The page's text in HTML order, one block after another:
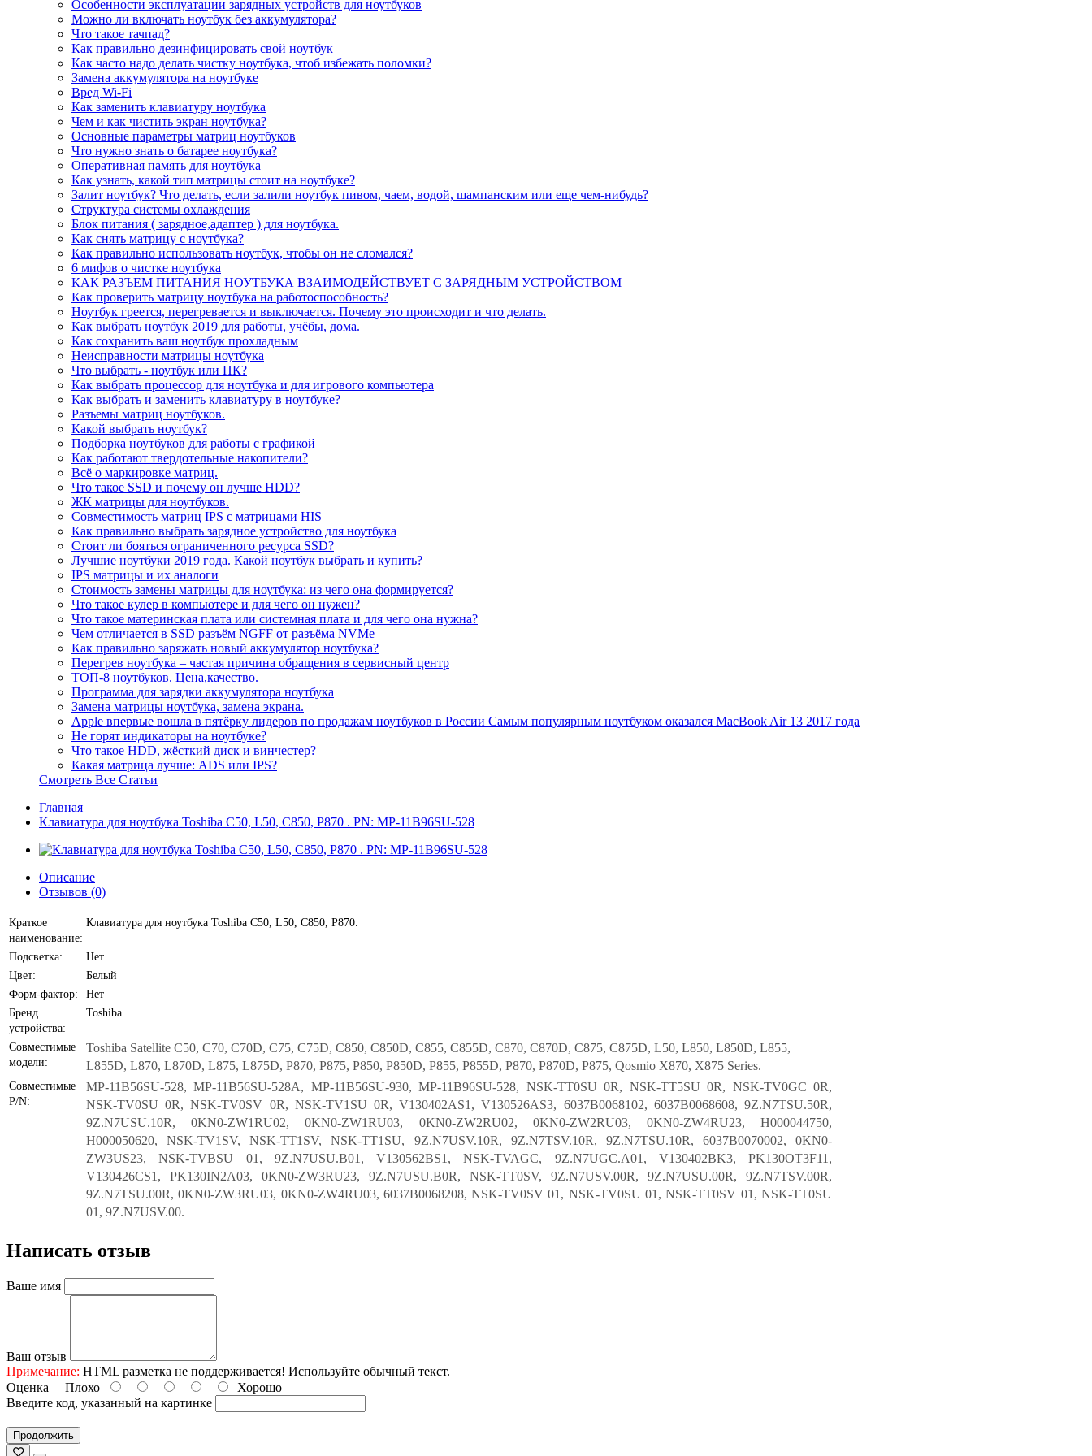
Особенности эксплуатации зарядных устройств для ноутбуков
Можно ли включать ноутбук без аккумулятора?
Что такое тачпад?
Как правильно дезинфицировать свой ноутбук
Как часто надо делать чистку ноутбука, чтоб избежать поломки?
Замена аккумулятора на ноутбуке
Вред Wi-Fi
Как заменить клавиатуру ноутбука
Чем и как чистить экран ноутбука?
Основные параметры матриц ноутбуков
Что нужно знать о батарее ноутбука?
Оперативная память для ноутбука
Как узнать, какой тип матрицы стоит на ноутбуке?
Залит ноутбук? Что делать, если залили ноутбук пивом, чаем, водой, шампанским или еще чем-нибудь?
Структура системы охлаждения
Блок питания ( зарядное,адаптер ) для ноутбука.
Как снять матрицу с ноутбука?
Как правильно использовать ноутбук, чтобы он не сломался?
6 мифов о чистке ноутбука
КАК РАЗЪЕМ ПИТАНИЯ НОУТБУКА ВЗАИМОДЕЙСТВУЕТ С ЗАРЯДНЫМ УСТРОЙСТВОМ
Как проверить матрицу ноутбука на работоспособность?
Ноутбук греется, перегревается и выключается. Почему это происходит и что делать.
Как выбрать ноутбук 2019 для работы, учёбы, дома.
Как сохранить ваш ноутбук прохладным
Неисправности матрицы ноутбука
Что выбрать - ноутбук или ПК?
Как выбрать процессор для ноутбука и для игрового компьютера
Как выбрать и заменить клавиатуру в ноутбуке?
Разъемы матриц ноутбуков.
Какой выбрать ноутбук?
Подборка ноутбуков для работы с графикой
Как работают твердотельные накопители?
Всё о маркировке матриц.
Что такое SSD и почему он лучше HDD?
ЖК матрицы для ноутбуков.
Совместимость матриц IPS с матрицами HIS
Как правильно выбрать зарядное устройство для ноутбука
Стоит ли бояться ограниченного ресурса SSD?
Лучшие ноутбуки 2019 года. Какой ноутбук выбрать и купить?
IPS матрицы и их аналоги
Стоимость замены матрицы для ноутбука: из чего она формируется?
Что такое кулер в компьютере и для чего он нужен?
Что такое материнская плата или системная плата и для чего она нужна?
Чем отличается в SSD разъём NGFF от разъёма NVMe
Как правильно заряжать новый аккумулятор ноутбука?
Перегрев ноутбука – частая причина обращения в сервисный центр
ТОП-8 ноутбуков. Цена,качество.
Программа для зарядки аккумулятора ноутбука
Замена матрицы ноутбука, замена экрана.
Apple впервые вошла в пятёрку лидеров по продажам ноутбуков в России Самым популярным ноутбуком оказался MacBook Air 13 2017 года
Не горят индикаторы на ноутбуке?
Что такое HDD, жёсткий диск и винчестер?
Какая матрица лучше: ADS или IPS?
Смотреть Все Статьи
Главная
Клавиатура для ноутбука Toshiba C50, L50, C850, P870 . PN: MP-11B96SU-528
Описание
Отзывов (0)
Краткое
наименование:
Клавиатура для ноутбука Toshiba C50, L50, C850, P870.
Подсветка:
Нет
Цвет:
Белый
Форм-фактор:
Нет
Бренд
устройства:
Toshiba
Совместимые
модели:
Toshiba Satellite C50, C70, C70D, C75, C75D, C850, C850D, C855, C855D, C870, C870D, C875, C875D, L50, L850, L850D, L855,
L855D, L870, L870D, L875, L875D, P870, P875, P850, P850D, P855, P855D, P870, P870D, P875, Qosmio X870, X875 Series.
Совместимые
P/N:
MP-11B56SU-528, MP-11B56SU-528A, MP-11B56SU-930, MP-11B96SU-528, NSK-TT0SU 0R, NSK-TT5SU 0R, NSK-TV0GC 0R,
NSK-TV0SU 0R, NSK-TV0SV 0R, NSK-TV1SU 0R, V130402AS1, V130526AS3, 6037B0068102, 6037B0068608, 9Z.N7TSU.50R,
9Z.N7USU.10R, 0KN0-ZW1RU02, 0KN0-ZW1RU03, 0KN0-ZW2RU02, 0KN0-ZW2RU03, 0KN0-ZW4RU23, H000044750,
H000050620, NSK-TV1SV, NSK-TT1SV, NSK-TT1SU, 9Z.N7USV.10R, 9Z.N7TSV.10R, 9Z.N7TSU.10R, 6037B0070002, 0KN0-
ZW3US23, NSK-TVBSU 01, 9Z.N7USU.B01, V130562BS1, NSK-TVAGC, 9Z.N7UGC.A01, V130402BK3, PK130OT3F11,
V130426CS1, PK130IN2A03, 0KN0-ZW3RU23, 9Z.N7USU.B0R, NSK-TT0SV, 9Z.N7USV.00R, 9Z.N7USU.00R, 9Z.N7TSV.00R,
9Z.N7TSU.00R, 0KN0-ZW3RU03, 0KN0-ZW4RU03, 6037B0068208, NSK-TV0SV 01, NSK-TV0SU 01, NSK-TT0SV 01, NSK-TT0SU
01, 9Z.N7USV.00.
Написать отзыв
Ваше имя
Ваш отзыв
Примечание: HTML разметка не поддерживается! Используйте обычный текст.
Оценка Плохо
Хорошо
Введите код, указанный на картинке
Продолжить